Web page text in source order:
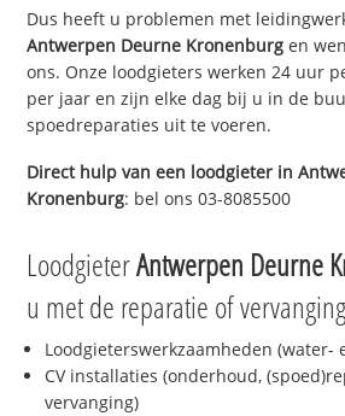
Dus heeft u problemen met
Antwerpen Deurne Kronenburg en
ons. Onze loodgieters werken 24 uur
per jaar en zijn elke dag bij u in de
spoedreparaties uit te voeren.
Direct hulp van een loodgieter in
Kronenburg: bel ons 03-8085500
LoodgieterAntwerpen Deurne
u met de reparatie of
Loodgieterswerkzaamheden (water-
CV installaties (onderhoud,
vervanging)